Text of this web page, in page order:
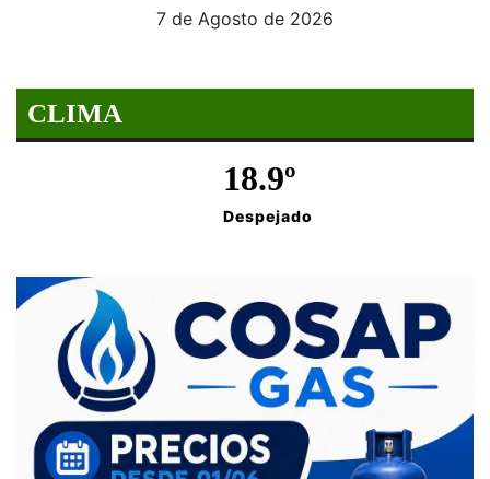
7 de Agosto de 2026
CLIMA
18.9º
Despejado